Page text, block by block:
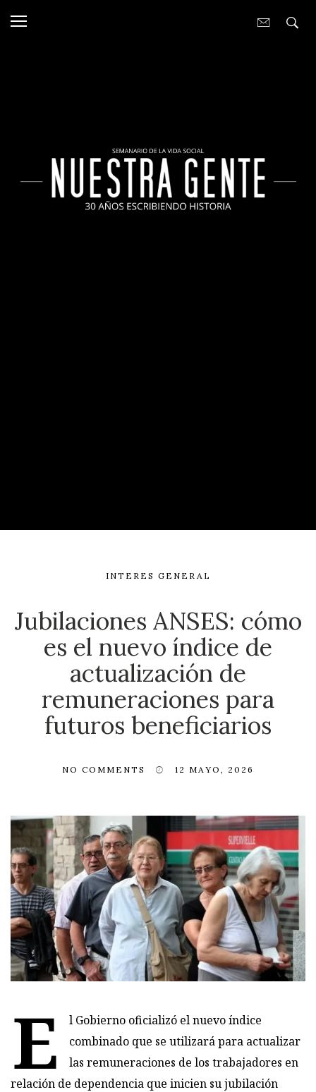
INTERES GENERAL
Jubilaciones ANSES: cómo
es el nuevo índice de
actualización de
remuneraciones para
futuros beneficiarios
NO COMMENTS 12 MAYO, 2026
E
l Gobierno oficializó el nuevo índice
combinado que se utilizará para actualizar
las remuneraciones de los trabajadores en
relación de dependencia que inicien su jubilación